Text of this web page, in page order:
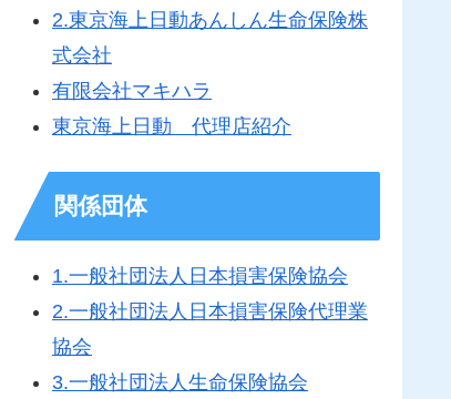
2.東京海上日動あんしん生命保険株
式会社
有限会社マキハラ
東京海上日動 代理店紹介
関係団体
1.一般社団法人日本損害保険協会
2.一般社団法人日本損害保険代理業
協会
3.一般社団法人生命保険協会